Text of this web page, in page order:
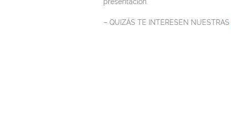
– QUIZÁS TE INTERESEN NUESTRAS